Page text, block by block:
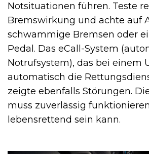
Notsituationen führen. Teste
Bremswirkung und achte auf
schwammige Bremsen oder
Pedal. Das eCall-System
Notrufsystem), das bei einem
automatisch die
zeigte ebenfalls Störungen.
muss zuverlässig
lebensrettend sein kann.